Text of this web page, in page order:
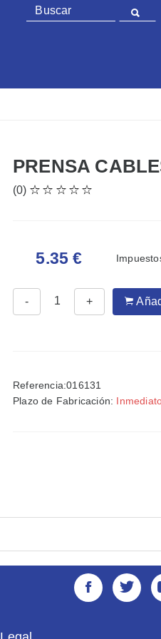
PRENSA
(0)
5.35 €
- +
Referencia:016131
Plazo de Fabricación: